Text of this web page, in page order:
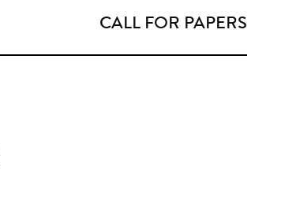
CALL FOR PAPERS